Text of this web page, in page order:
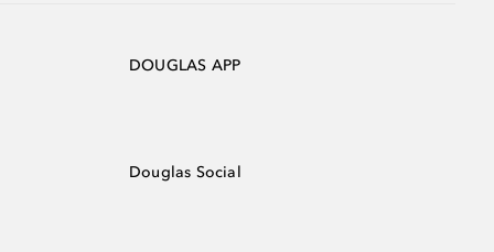
DOUGLAS APP
Douglas Social